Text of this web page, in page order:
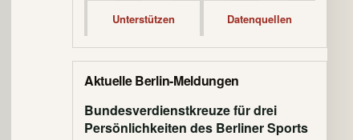
Unterstützen Datenquellen
Aktuelle Berlin-Meldungen
Bundesverdienstkreuze für drei
Persönlichkeiten des Berliner Sports